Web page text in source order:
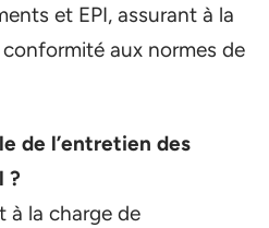
et EPI, assurant à la
aux normes de
de l’entretien des
?
à la charge de